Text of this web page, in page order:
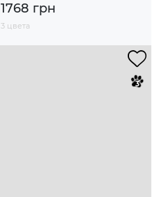
1768 грн
3 цвета